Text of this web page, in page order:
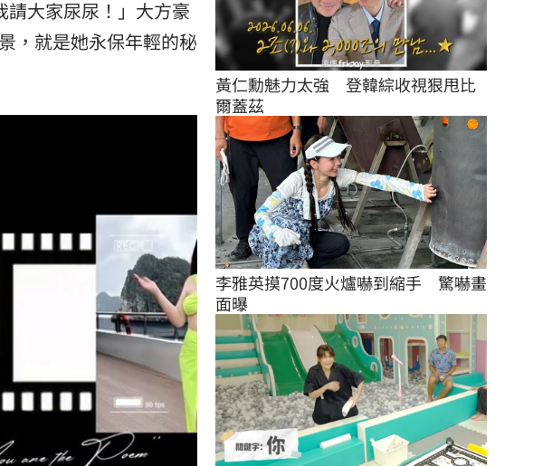
請大家尿尿！」大方豪
，就是她永保年輕的秘
黃仁勳魅力太強　登韓綜收視狠甩比
爾蓋茲
李雅英摸700度火爐嚇到縮手　驚嚇畫
面曝